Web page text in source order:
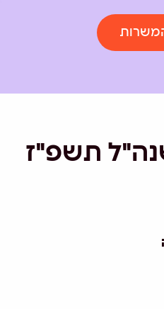
תשפ"ז